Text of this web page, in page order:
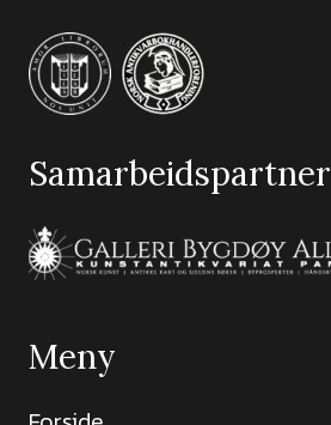
Samarbeidspartner
Meny